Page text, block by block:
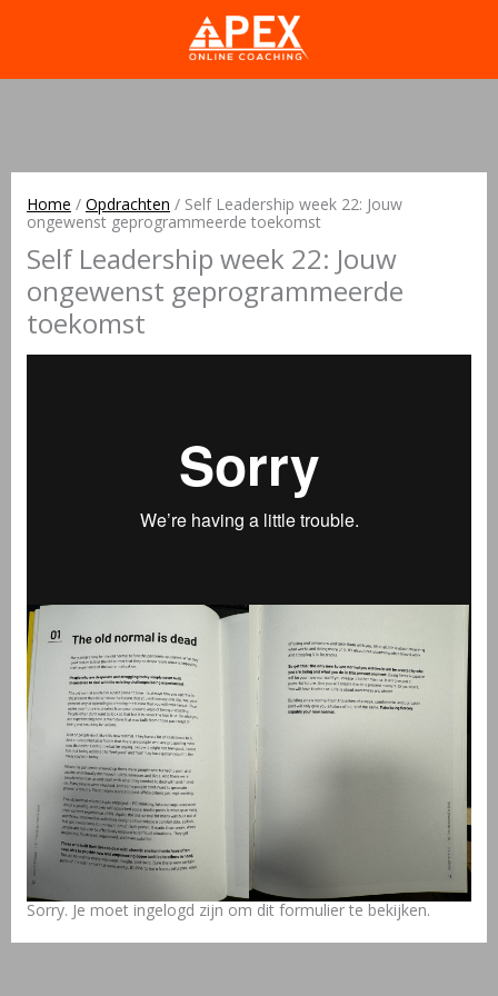
Home / Opdrachten / Self Leadership week 22: Jouw
ongewenst geprogrammeerde toekomst
Self Leadership week 22: Jouw
ongewenst geprogrammeerde
toekomst
Sorry. Je moet ingelogd zijn om dit formulier te bekijken.